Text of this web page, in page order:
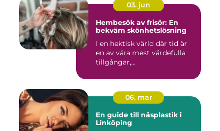
03. jun
Hembesök av frisör: En
bekväm skönhetslösning
I en hektisk värld där tid är
en av våra mest värdefulla
tillgångar,...
06. mar
En guide till näsplastik i
Linköping